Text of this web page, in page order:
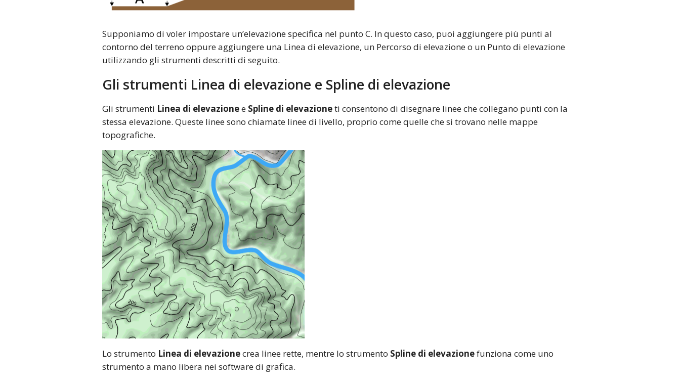
Supponiamo di voler impostare un’elevazione specifica nel punto C. In questo caso, puoi aggiungere più punti al
contorno del terreno oppure aggiungere una Linea di elevazione, un Percorso di elevazione o un Punto di elevazione
utilizzando gli strumenti descritti di seguito.
Gli strumenti Linea di elevazione e Spline di elevazione
Gli strumenti Linea di elevazionee Spline di elevazioneti consentono di disegnare linee che collegano punti con la
stessa elevazione. Queste linee sono chiamate linee di livello, proprio come quelle che si trovano nelle mappe
topografiche.
Lo strumento Linea di elevazionecrea linee rette, mentre lo strumento Spline di elevazionefunziona come uno
strumento a mano libera nei software di grafica.